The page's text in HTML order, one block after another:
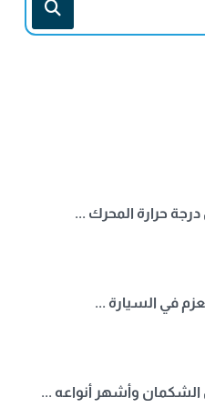
حرارة المحرك ...
في السيارة ...
وأشهر أنواعه ...